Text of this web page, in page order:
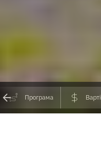
Програма